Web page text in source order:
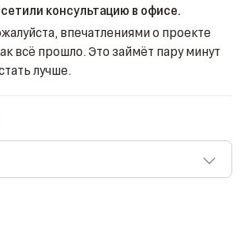
консультацию в офисе.
впечатлениями о проекте
всё прошло. Это займёт пару минут
лучше.